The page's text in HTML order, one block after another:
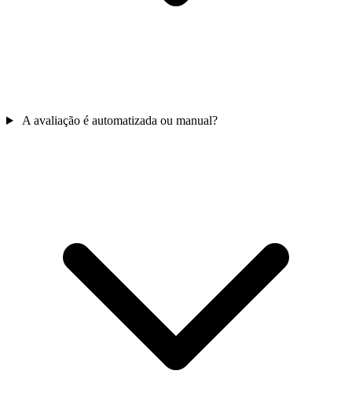
A avaliação é automatizada ou manual?